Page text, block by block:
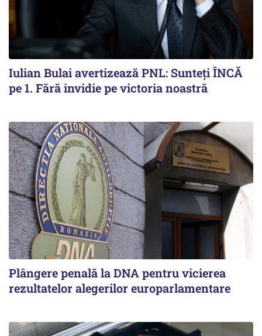
Iulian Bulai avertizează PNL: Sunteți ÎNCĂ
pe 1. Fără invidie pe victoria noastră
Plângere penală la DNA pentru vicierea
rezultatelor alegerilor europarlamentare